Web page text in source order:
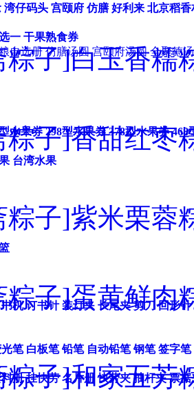
湾仔码头 宫颐府 仿膳 好利来 北京稻香
一 干果熟食券
自选册 仿膳汤圆 宫颐府汤圆 全聚德
水果券 298型水果券 378型水果券 468
台湾水果
机 订书针 装订夹 长尾夹 剪刀 回形针
笔 白板笔 铅笔 自动铅笔 钢笔 签字笔
册 挂快劳 名片册 快劳夹 抽杆夹 票据
子]白玉香糯
粽子]香甜红枣
子]紫米栗蓉
子]蛋黄鲜肉
子]和家五芳